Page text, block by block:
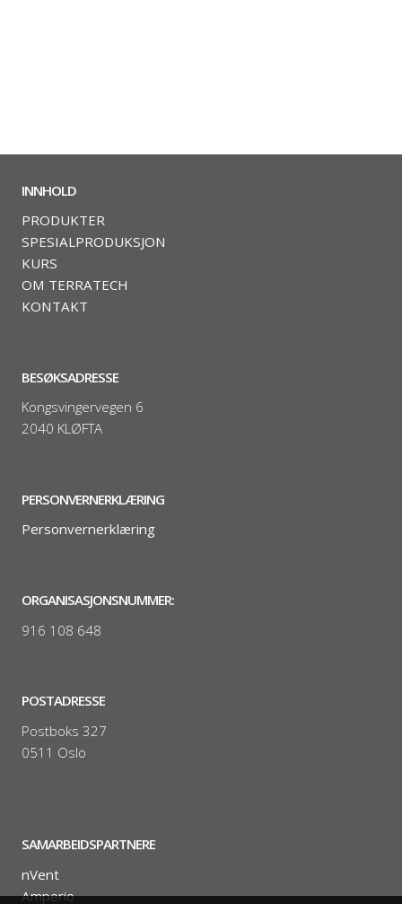
INNHOLD
PRODUKTER
SPESIALPRODUKSJON
KURS
OM TERRATECH
KONTAKT
BESØKSADRESSE
Kongsvingervegen 6
2040 KLØFTA
PERSONVERNERKLÆRING
Personvernerklæring
ORGANISASJONSNUMMER:
916 108 648
POSTADRESSE
Postboks 327
0511 Oslo
SAMARBEIDSPARTNERE
nVent
Amperio